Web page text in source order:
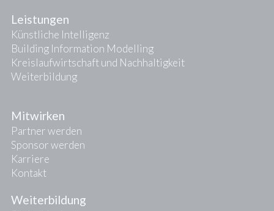
Leistungen
Künstliche Intelligenz
Building Information Modelling
Kreislaufwirtschaft und Nachhaltigkeit
Weiterbildung
Mitwirken
Partner werden
Sponsor werden
Karriere
Kontakt
Weiterbildung